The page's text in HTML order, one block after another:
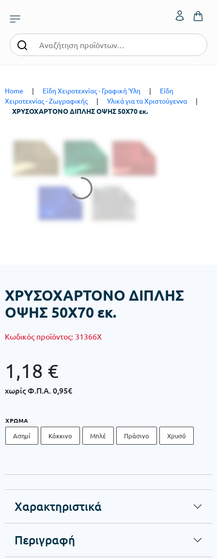
Home | Είδη Χειροτεχνίας - Γραφική Ύλη |
Είδη
Χειροτεχνίας - Ζωγραφικής
| Υλικά για τα Χριστούγεννα
|
ΧΡΥΣΟΧΑΡΤΟΝΟ ΔΙΠΛΗΣ ΟΨΗΣ 50Χ70 εκ.
ΧΡΥΣΟΧΑΡΤΟΝΟ ΔΙΠΛΗΣ
ΟΨΗΣ 50Χ70 εκ.
Κωδικός προϊόντος: 31366X
1,18 €
χωρίς Φ.Π.Α.0,95€
ΧΡΏΜΑ
Ασημί Κόκκινο Μπλέ Πράσινο Χρυσό
Χαρακτηριστικά
Περιγραφή